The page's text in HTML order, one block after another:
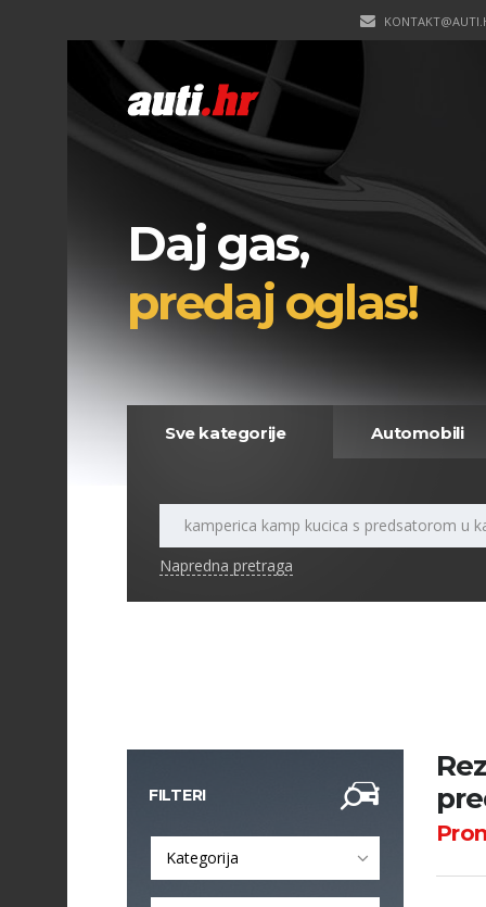
Daj gas,
predaj oglas!
Sve kategorije Automobili
Napredna pretraga
FILTERI
Kategorija